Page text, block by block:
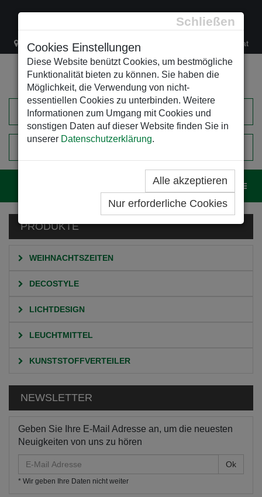
Schließen
Cookies Einstellungen
Diese Website benützt Cookies, um bestmögliche
Funktionalität bieten zu können. Sie haben die
Möglichkeit, die Verwendung von nicht-
essentiellen Cookies zu unterbinden. Weitere
Informationen zum Umgang mit Cookies und
sonstigen Daten auf dieser Website finden Sie in
unserer Datenschutzerklärung.
Alle akzeptieren
Nur erforderliche Cookies
Lacknergasse 78 +43/1/470 37 00 office@leso.at
EINKAUFSWAGEN
PRODUKTE
WEIHNACHTSZEITEN
DECOSTYLE
LICHTDESIGN
LEUCHTMITTEL
KUNSTSTOFFVERTEILER
NEWSLETTER
Geben Sie Ihre E-Mail Adresse an, um die neuesten
Neuigkeiten von uns zu hören
Mail
Adresse
* Wir geben Ihre Daten nicht weiter